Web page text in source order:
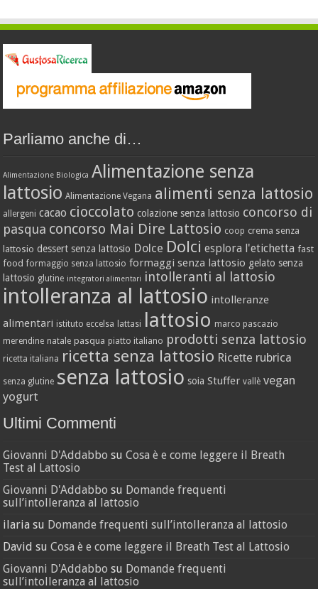
Parliamo anche di…
Alimentazione Biologica Alimentazione senza
lattosio Alimentazione Vegana alimenti senza lattosio
allergeni cacao cioccolato colazione senza lattosio concorso di
pasqua concorso Mai Dire Lattosio coop crema senza
lattosio dessert senza lattosio Dolce Dolci esplora l'etichetta fast
food formaggio senza lattosio formaggi senza lattosio gelato senza
lattosio glutine integratori alimentari intolleranti al lattosio
intolleranza al lattosio intolleranze
alimentari istituto eccelsa lattasi lattosio marco pascazio
merendine natale pasqua piatto italiano prodotti senza lattosio
ricetta italiana ricetta senza lattosio Ricette rubrica
senza glutine senza lattosio soia Stuffer vallè vegan
yogurt
Ultimi Commenti
Giovanni D'Addabbo suCosa è e come leggere il Breath
Test al Lattosio
Giovanni D'Addabbo su Domande frequenti
sull’intolleranza al lattosio
ilaria su Domande frequenti sull’intolleranza al lattosio
David suCosa è e come leggere il Breath Test al Lattosio
Giovanni D'Addabbo su Domande frequenti
sull’intolleranza al lattosio